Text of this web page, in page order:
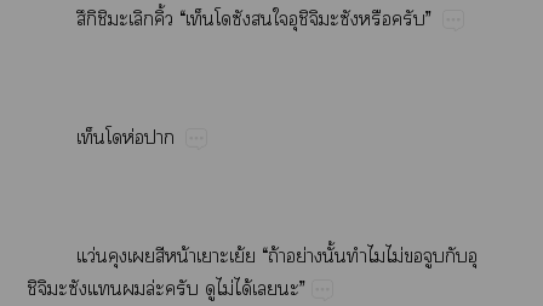
ึิ​​​ิ้​“​​​​​ิ​​​”
​ห่​
ว่​​​น้​​ย้​“​ถ้​ย่​ั้​​ไม่​​​​​
ิ​​​​ล่​​​ไม่​ได้​​”